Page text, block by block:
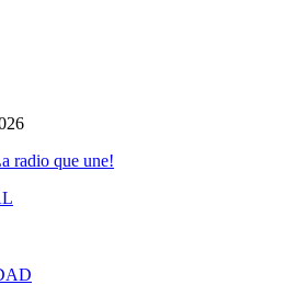
radio que une!